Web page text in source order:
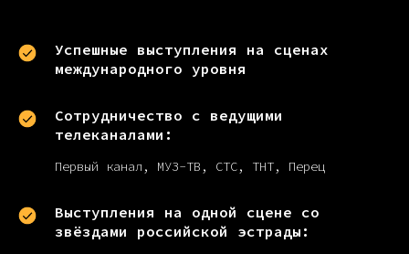
Успешные выступления на сценах
международного уровня
Сотрудничество с ведущими
телеканалами:
Первый канал, МУЗ-ТВ, СТС, ТНТ, Перец
Выступления на одной сцене со
звёздами российской эстрады: